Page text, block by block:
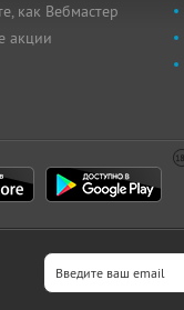
как Вебмастер
акции